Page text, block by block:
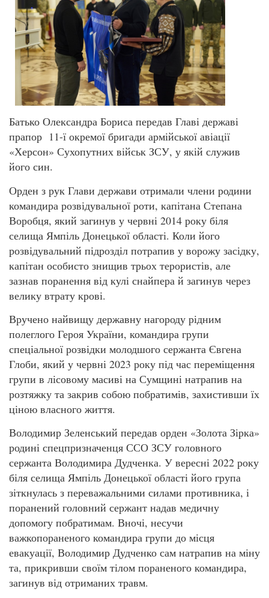
Батько Олександра Бориса передав Главі державі
прапор 11-ї окремої бригади армійської авіації
«Херсон» Сухопутних військ ЗСУ, у якій служив
його син.
Орден з рук Глави держави отримали члени родини
командира розвідувальної роти, капітана Степана
Воробця, який загинув у червні 2014 року біля
селища Ямпіль Донецької області. Коли його
розвідувальний підрозділ потрапив у ворожу засідку,
капітан особисто знищив трьох терористів, але
зазнав поранення від кулі снайпера й загинув через
велику втрату крові.
Вручено найвищу державну нагороду рідним
полеглого Героя України, командира групи
спеціальної розвідки молодшого сержанта Євгена
Глоби, який у червні 2023 року під час переміщення
групи в лісовому масиві на Сумщині натрапив на
розтяжку та закрив собою побратимів, захистивши їх
ціною власного життя.
Володимир Зеленський передав орден «Золота Зірка»
родині спецпризначенця ССО ЗСУ головного
сержанта Володимира Дудченка. У вересні 2022 року
біля селища Ямпіль Донецької області його група
зіткнулась з переважальними силами противника, і
поранений головний сержант надав медичну
допомогу побратимам. Вночі, несучи
важкопораненого командира групи до місця
евакуації, Володимир Дудченко сам натрапив на міну
та, прикривши своїм тілом пораненого командира,
загинув від отриманих травм.